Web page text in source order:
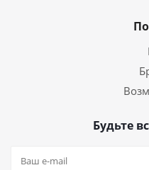
Будьте